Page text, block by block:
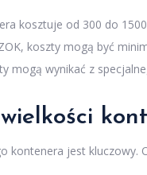
kosztuje od 300 do
koszty mogą być
mogą wynikać z
kontenera jest kluczowy.